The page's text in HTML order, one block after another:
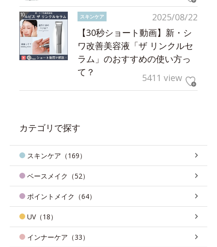
2025/08/22
スキンケア
【30秒ショート動画】新・シ
ワ改善美容液「ザ リンクルセ
ラム」のおすすめの使い方っ
て？
5411 view
カテゴリで探す
スキンケア（169）
ベースメイク（52）
ポイントメイク（64）
UV（18）
インナーケア（33）